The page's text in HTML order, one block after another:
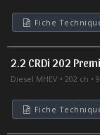
Fiche
2.2 CRDi 202
Diesel MHEV 202 ch
Fiche